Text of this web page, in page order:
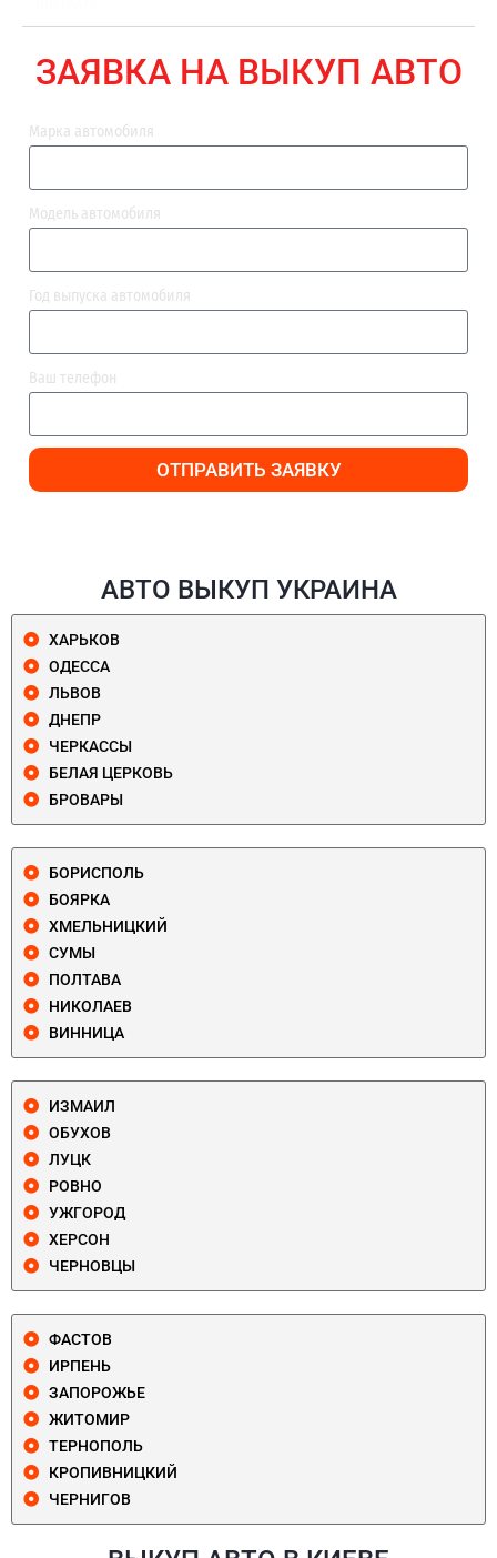
ЗАЯВКА НА ВЫКУП АВТО
Марка автомобиля
Модель автомобиля
Год выпуска автомобиля
Ваш телефон
ОТПРАВИТЬ ЗАЯВКУ
АВТО ВЫКУП УКРАИНА
ХАРЬКОВ
ОДЕССА
ЛЬВОВ
ДНЕПР
ЧЕРКАССЫ
БЕЛАЯ ЦЕРКОВЬ
БРОВАРЫ
БОРИСПОЛЬ
БОЯРКА
ХМЕЛЬНИЦКИЙ
СУМЫ
ПОЛТАВА
НИКОЛАЕВ
ВИННИЦА
ИЗМАИЛ
ОБУХОВ
ЛУЦК
РОВНО
УЖГОРОД
ХЕРСОН
ЧЕРНОВЦЫ
ФАСТОВ
ИРПЕНЬ
ЗАПОРОЖЬЕ
ЖИТОМИР
ТЕРНОПОЛЬ
КРОПИВНИЦКИЙ
ЧЕРНИГОВ